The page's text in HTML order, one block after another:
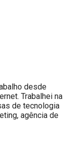
desde
Trabalhei na
de tecnologia
agência de